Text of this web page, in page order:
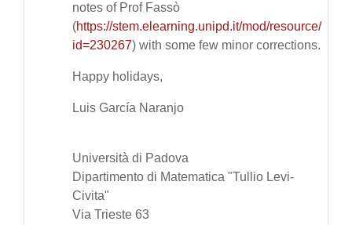
notes of Prof Fassò
(https://stem.elearning.unipd.it/mod/resource/
id=230267) with some few minor corrections.
Happy holidays,
Luis García Naranjo
Università di Padova
Dipartimento di Matematica "Tullio Levi-
Civita"
Via Trieste 63